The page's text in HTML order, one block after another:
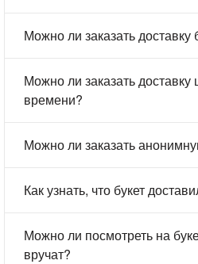
Можно ли заказать доставку
Можно ли заказать доставку
времени?
Можно ли заказать
Как узнать, что букет
Можно ли посмотреть на
вручат?